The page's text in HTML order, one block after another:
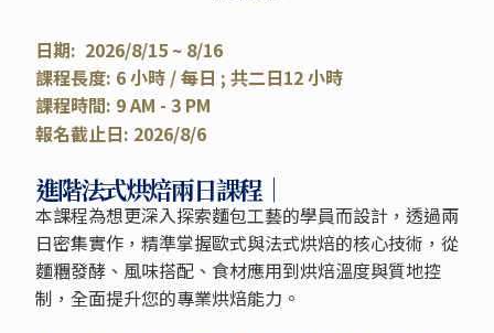
日期: 2026/8/15 ~ 8/16
課程長度: 6 小時 / 每日 ; 共二日12 小時
課程時間: 9 AM - 3 PM
報名截止日: 2026/8/6
進階法式烘焙兩日課程｜
本課程為想更深入探索麵包工藝的學員而設計，透過兩
日密集實作，精準掌握歐式與法式烘焙的核心技術，從
麵糰發酵、風味搭配、食材應用到烘焙溫度與質地控
制，全面提升您的專業烘焙能力。